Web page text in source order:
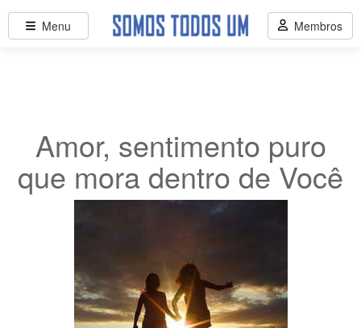
Amor, sentimento puro
que mora dentro de Você
Menu Membros